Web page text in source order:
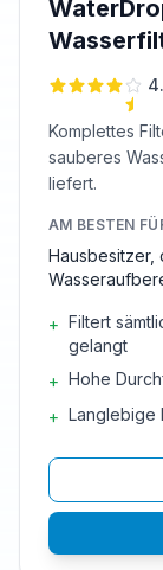
Komplettes
sauberes
liefert.
AM BESTEN
Hausbesitzer,
+ Filtert
gelangt
+ Hohe
+ Langlebige